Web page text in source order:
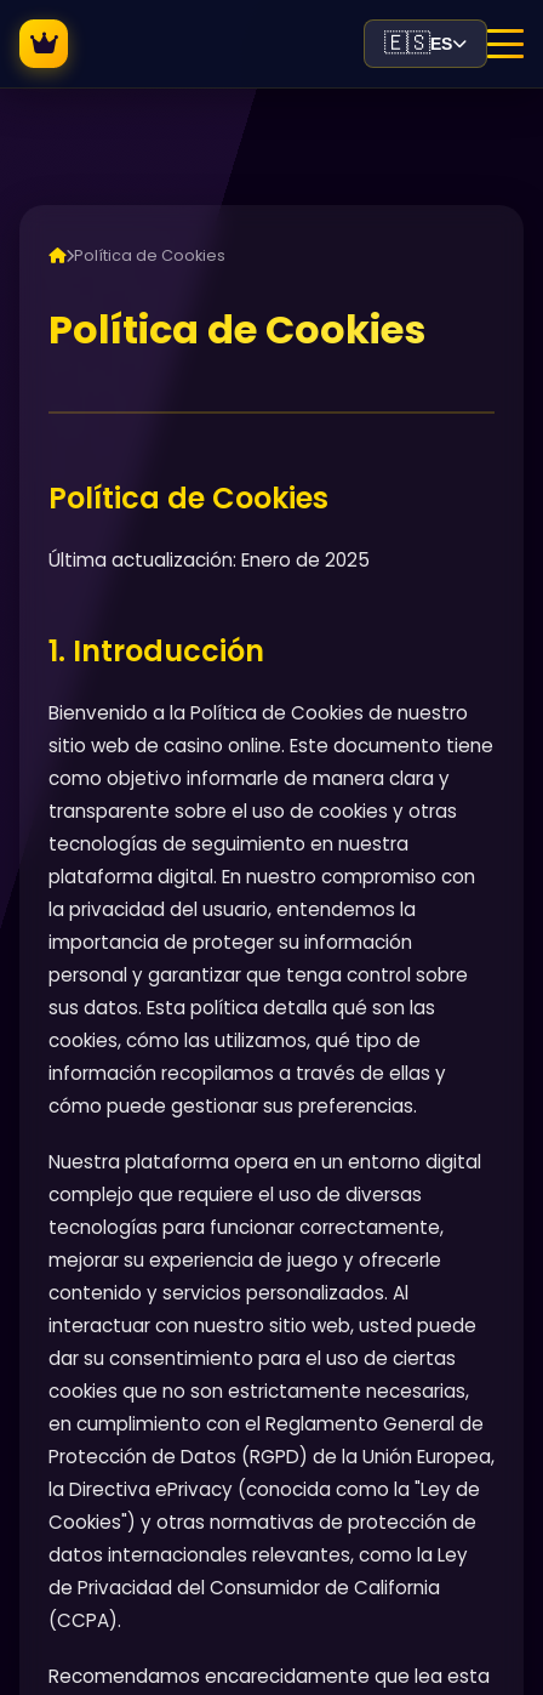
🇪🇸ES
Política de Cookies
Política de Cookies
Política de Cookies
Última actualización: Enero de 2025
1. Introducción
Bienvenido a la Política de Cookies de nuestro
sitio web de casino online. Este documento tiene
como objetivo informarle de manera clara y
transparente sobre el uso de cookies y otras
tecnologías de seguimiento en nuestra
plataforma digital. En nuestro compromiso con
la privacidad del usuario, entendemos la
importancia de proteger su información
personal y garantizar que tenga control sobre
sus datos. Esta política detalla qué son las
cookies, cómo las utilizamos, qué tipo de
información recopilamos a través de ellas y
cómo puede gestionar sus preferencias.
Nuestra plataforma opera en un entorno digital
complejo que requiere el uso de diversas
tecnologías para funcionar correctamente,
mejorar su experiencia de juego y ofrecerle
contenido y servicios personalizados. Al
interactuar con nuestro sitio web, usted puede
dar su consentimiento para el uso de ciertas
cookies que no son estrictamente necesarias,
en cumplimiento con el Reglamento General de
Protección de Datos (RGPD) de la Unión Europea,
la Directiva ePrivacy (conocida como la "Ley de
Cookies") y otras normativas de protección de
datos internacionales relevantes, como la Ley
de Privacidad del Consumidor de California
(CCPA).
Recomendamos encarecidamente que lea esta